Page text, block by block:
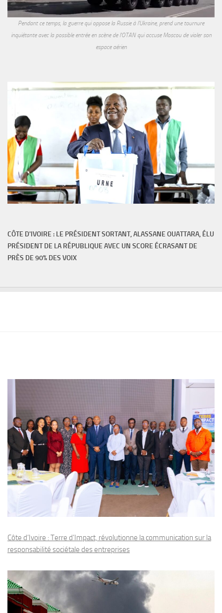
Pendant ce temps, la guerre qui oppose la Russie à l'Ukraine, prend une tournure
inquiétante avec la possible entrée en scène de l'OTAN qui accuse Moscou de violer son
espace aérien
CÔTE D'IVOIRE : LE PRÉSIDENT SORTANT, ALASSANE OUATTARA, ÉLU
PRÉSIDENT DE LA RÉPUBLIQUE AVEC UN SCORE ÉCRASANT DE
PRÈS DE 90% DES VOIX
Côte d’Ivoire : Terre d’Impact, révolutionne la communication sur la
responsabilité sociétale des entreprises